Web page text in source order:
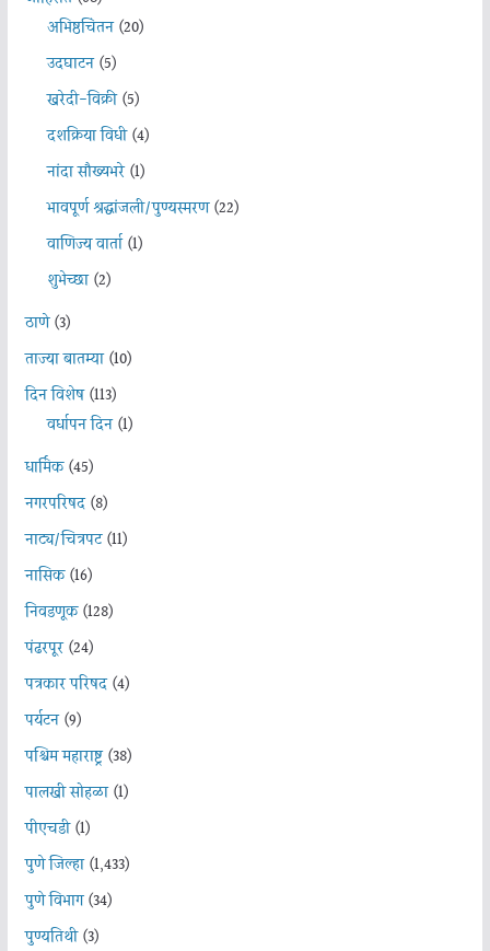
अभिष्ठचिंतन(20)
उदघाटन(5)
खरेदी-विक्री(5)
दशक्रिया विधी(4)
नांदा सौख्यभरे(1)
भावपूर्ण श्रद्धांजली/पुण्यस्मरण(22)
वाणिज्य वार्ता(1)
शुभेच्छा(2)
ठाणे(3)
ताज्या बातम्या(10)
दिन विशेष(113)
वर्धापन दिन(1)
धार्मिक(45)
नगरपरिषद(8)
नाट्य/चित्रपट(11)
नासिक(16)
निवडणूक(128)
पंढरपूर(24)
पत्रकार परिषद(4)
पर्यटन(9)
पश्चिम महाराष्ट्र(38)
पालखी सोहळा(1)
पीएचडी(1)
पुणे जिल्हा(1,433)
पुणे विभाग(34)
पुण्यतिथी(3)